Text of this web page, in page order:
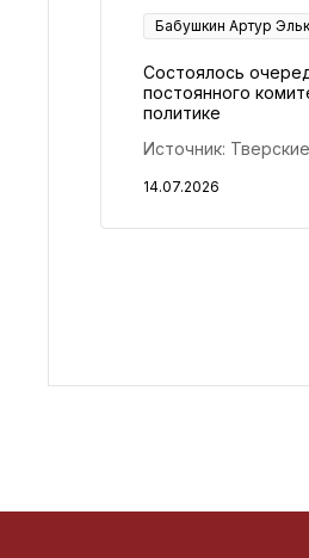
Бабушкин Артур
Состоялось
постоянного
политике
Источник:
14.07.2026